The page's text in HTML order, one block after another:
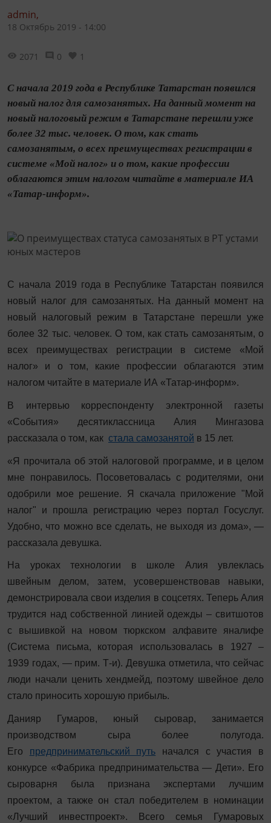
admin,
18 Октябрь 2019 - 14:00
2071 0 1
С начала 2019 года в Республике Татарстан появился
новый налог для самозанятых. На данный момент на
новый налоговый режим в Татарстане перешли уже
более 32 тыс. человек. О том, как стать
самозанятым, о всех преимуществах регистрации в
системе «Мой налог» и о том, какие профессии
облагаются этим налогом читайте в материале ИА
«Татар-информ».
С начала 2019 года в Республике Татарстан появился
новый налог для самозанятых. На данный момент на
новый налоговый режим в Татарстане перешли уже
более 32 тыс. человек. О том, как стать самозанятым, о
всех преимуществах регистрации в системе «Мой
налог» и о том, какие профессии облагаются этим
налогом читайте в материале ИА «Татар-информ».
В интервью корреспонденту электронной газеты
«События» десятиклассница Алия Мингазова
рассказала о том, как стала самозанятой в 15 лет.
«Я прочитала об этой налоговой программе, и в целом
мне понравилось. Посоветовалась с родителями, они
одобрили мое решение. Я скачала приложение "Мой
налог" и прошла регистрацию через портал Госуслуг.
Удобно, что можно все сделать, не выходя из дома», —
рассказала девушка.
На уроках технологии в школе Алия увлеклась
швейным делом, затем, усовершенствовав навыки,
демонстрировала свои изделия в соцсетях. Теперь Алия
трудится над собственной линией одежды – свитшотов
с вышивкой на новом тюркском алфавите яналифе
(Система письма, которая использовалась в 1927 –
1939 годах, — прим. Т-и). Девушка отметила, что сейчас
люди начали ценить хендмейд, поэтому швейное дело
стало приносить хорошую прибыль.
Данияр Гумаров, юный сыровар, занимается
производством сыра более полугода.
Его предпринимательский путь начался с участия в
конкурсе «Фабрика предпринимательства — Дети». Его
сыроварня была признана экспертами лучшим
проектом, а также он стал победителем в номинации
«Лучший инвестпроект». Всего семья Гумаровых